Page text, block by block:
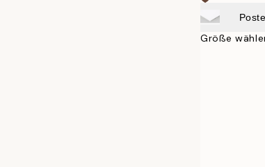
Größe